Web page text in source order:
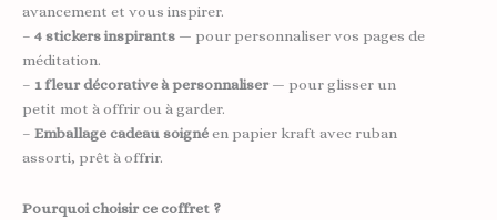
avancement et vous inspirer.
– 4 stickers inspirants — pour personnaliser vos pages de
méditation.
– 1 fleur décorative à personnaliser— pour glisser un
petit mot à offrir ou à garder.
– Emballage cadeau soigné en papier kraft avec ruban
assorti, prêt à offrir.
Pourquoi choisir ce coffret ?